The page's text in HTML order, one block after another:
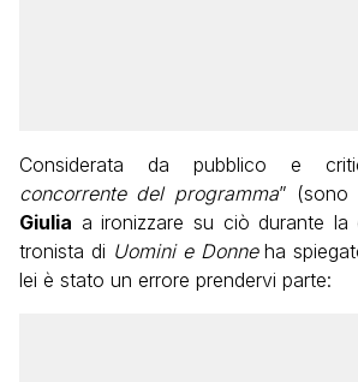
Considerata da pubblico e
concorrente del programma” (sono
Giulia a ironizzare su ciò durante la
tronista di Uomini e Donneha
lei è stato un errore prendervi parte: